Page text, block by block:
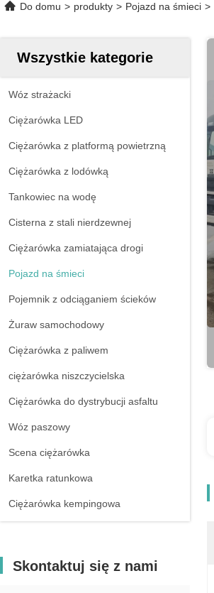
Do domu > produkty > Pojazd na śmieci >
Wszystkie kategorie
Wóz strażacki
Ciężarówka LED
Ciężarówka z platformą powietrzną
Ciężarówka z lodówką
Tankowiec na wodę
Cisterna z stali nierdzewnej
Ciężarówka zamiatająca drogi
Pojazd na śmieci
Pojemnik z odciąganiem ścieków
Żuraw samochodowy
Ciężarówka z paliwem
ciężarówka niszczycielska
Ciężarówka do dystrybucji asfaltu
Wóz paszowy
Scena ciężarówka
Karetka ratunkowa
Ciężarówka kempingowa
Skontaktuj się z nami